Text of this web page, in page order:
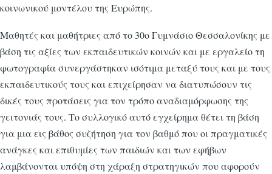
κοινωνικού μοντέλου της Ευρώπης.
Μαθητές και μαθήτριες από το 30ο Γυμνάσιο Θεσσαλονίκης με
βάση τις αξίες των εκπαιδευτικών κοινών και με εργαλείο τη
φωτογραφία συνεργάστηκαν ισότιμα μεταξύ τους και με τους
εκπαιδευτικούς τους και επιχείρησαν να διατυπώσουν τις
δικές τους προτάσεις για τον τρόπο αναδιαμόρφωσης της
γειτονιάς τους. Το συλλογικό αυτό εγχείρημα θέτει τη βάση
για μια εις βάθος συζήτηση για τον βαθμό που οι πραγματικές
ανάγκες και επιθυμίες των παιδιών και των εφήβων
λαμβάνονται υπόψη στη χάραξη στρατηγικών που αφορούν